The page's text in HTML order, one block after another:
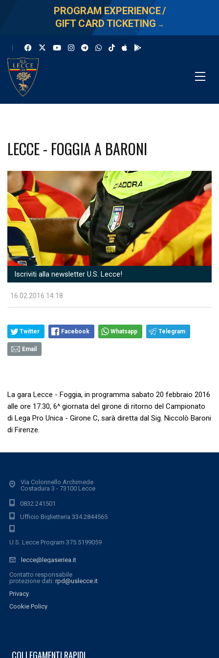
PROGRAM EXPERIENCE/
GIFT CARD TICKETING →
LECCE - FOGGIA A BARONI
Iscriviti alla newsletter U.S. Lecce!
16.02.2016 14:18
Twitter Facebook Whatsapp Telegram
Email
La gara Lecce - Foggia, in programma sabato 20 febbraio 2016
alle ore 17.30, 6^ giornata del girone di ritorno del Campionato
di Lega Pro Unica - Girone C, sarà diretta dal Sig. Niccolò Baroni
di Firenze.
Via Colonnello Archimede
Costadura 3 - 73100 Lecce
0832.241501
Ufficio Biglietteria 334.2844565
U.S. Lecce Program 375.5199059
lecce@legaseriea.it
Contatto responsabile
protezione dati: rpd@uslecce.it
Privacy
Cookie Policy
COLLEGAMENTI RAPIDI